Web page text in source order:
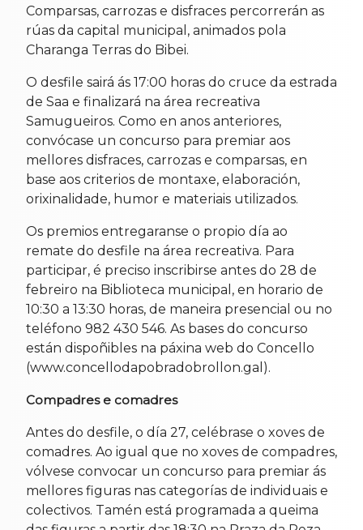
Comparsas, carrozas e disfraces percorrerán as
rúas da capital municipal, animados pola
Charanga Terras do Bibei.
O desfile sairá ás 17:00 horas do cruce da estrada
de Saa e finalizará na área recreativa
Samugueiros. Como en anos anteriores,
convócase un concurso para premiar aos
mellores disfraces, carrozas e comparsas, en
base aos criterios de montaxe, elaboración,
orixinalidade, humor e materiais utilizados.
Os premios entregaranse o propio día ao
remate do desfile na área recreativa. Para
participar, é preciso inscribirse antes do 28 de
febreiro na Biblioteca municipal, en horario de
10:30 a 13:30 horas, de maneira presencial ou no
teléfono 982 430 546. As bases do concurso
están dispoñibles na páxina web do Concello
(www.concellodapobradobrollon.gal).
Compadres e comadres
Antes do desfile, o día 27, celébrase o xoves de
comadres. Ao igual que no xoves de compadres,
vólvese convocar un concurso para premiar ás
mellores figuras nas categorías de individuais e
colectivos. Tamén está programada a queima